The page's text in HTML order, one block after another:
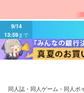
9/14
13:59まで
同人誌・同人ゲーム・同人ボ